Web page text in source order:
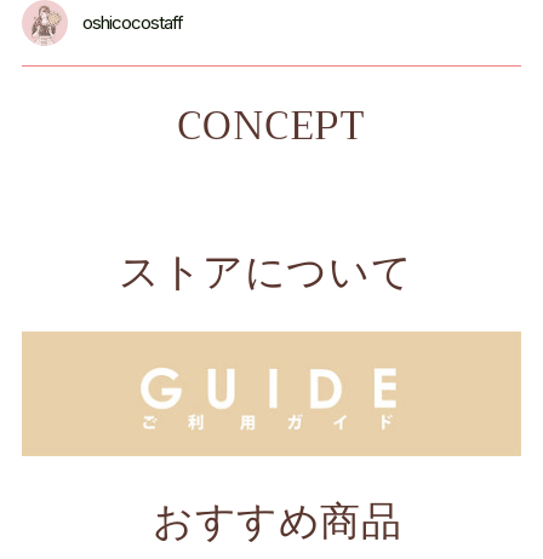
oshicocostaff
CONCEPT
ストアについて
おすすめ商品